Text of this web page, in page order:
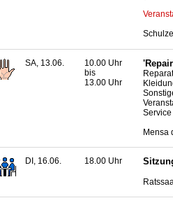
SA, 13.06.
10.00 Uhr
bis
13.00 Uhr
Mensa
DI, 16.06. 18.00 Uhr